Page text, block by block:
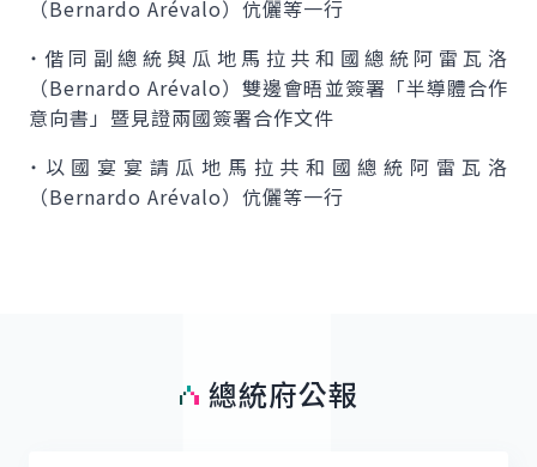
（Bernardo Arévalo）伉儷等一行
˙偕同副總統與瓜地馬拉共和國總統阿雷瓦洛
（Bernardo Arévalo）雙邊會晤並簽署「半導體合作
意向書」暨見證兩國簽署合作文件
˙以國宴宴請瓜地馬拉共和國總統阿雷瓦洛
（Bernardo Arévalo）伉儷等一行
總統府公報